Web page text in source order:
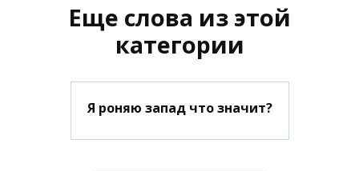
Еще слова из этой
категории
Я роняю запад что значит?